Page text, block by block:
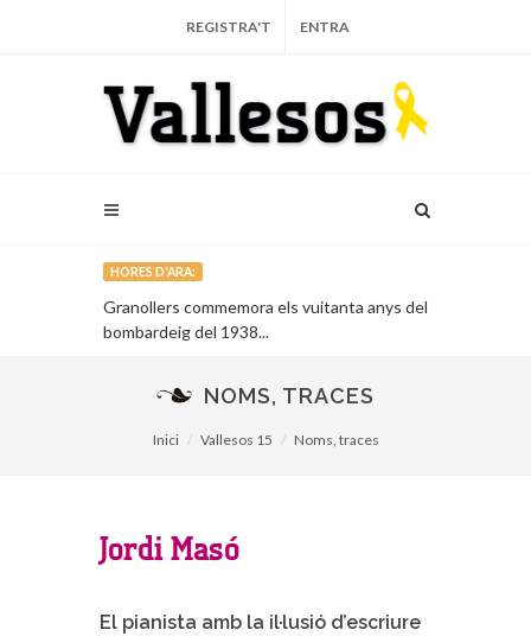
REGISTRA'T ENTRA
HORES D'ARA:
Granollers commemora els vuitanta anys del
bombardeig del 1938...
NOMS, TRACES
Inici Vallesos 15 Noms, traces
Jordi Masó
El pianista amb la il·lusió d’escriure